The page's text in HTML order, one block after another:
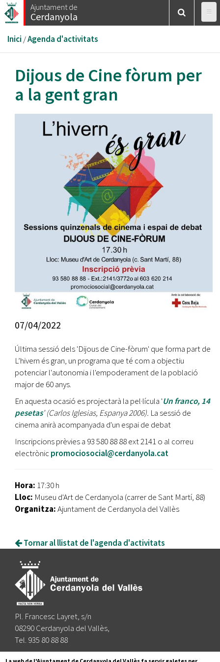
Vés
al
Ajuntament de
Cerdanyola
Esteu
aquí
Inici /Agenda d'activitats
Dijous de Cine fòrum per
a la gent gran
07/04/2022
Última sessió dels 'Dijous de Cine-fòrum' que forma part de
L’hivern és gran, un programa que té com a objectiu
potenciar l'autonomia i l'empoderament de la població
major de 60 anys.
En aquesta ocasió es projectarà la pel·lícula 'Un franco, 14
pesetas' (Carlos Iglesias, Espanya 2006). La sessió de
cinema anirà acompanyada d'un espai de debat
Inscripcions prèvies a 93 580 88 88 ext 2141 o al correu
electrònicpromociosocial@cerdanyola.cat
Hora: 17:30 h
Lloc: Museu d'Art de Cerdanyola (carrer de Sant Martí, 88)
Organitza:Ajuntament de Cerdanyola del Vallès
Tornar al llistat de l'agenda d'activitats
Pl. Francesc Layret, s/n
08290 Cerdanyola del Vallès,
Tel. 935 80 88 88
Segueix-nos a: